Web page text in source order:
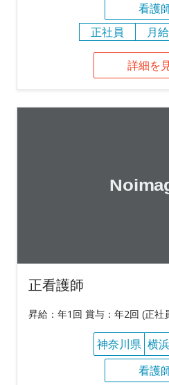
看護
正社員
月
詳細を
正看護師
昇給：年1回 賞与：年2回 (正社
神奈川県 横
看護